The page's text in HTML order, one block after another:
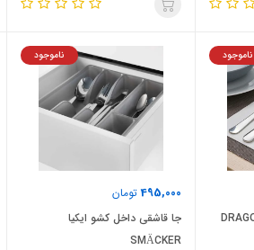
ناموجود
495,000تومان
ناموجود
جا قاشقی داخل کشو ایکیا
SMÄCKER